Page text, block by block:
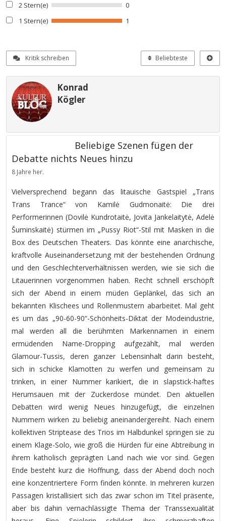
2 Stern(e)
0
1 Stern(e)
1
Kritik schreiben Beliebteste
Konrad
Kögler
Beliebige Szenen fügen der
Debatte nichts Neues hinzu
8 Jahre her.
Vielversprechend begann das litauische Gastspiel „Trans
Trans Trance“ von Kamilė Gudmonaitė: Die drei
Performerinnen (Dovilė Kundrotaitė, Jovita Jankelaitytė, Adelė
Šuminskaitė) stürmen im „Pussy Riot“-Stil mit Masken in die
Box des Deutschen Theaters. Das könnte eine anarchische,
kraftvolle Auseinandersetzung mit der bestehenden Ordnung
und den Geschlechterverhältnissen werden, wie sie sich die
Litauerinnen vorgenommen haben. Recht schnell erschöpft
sich der Abend in einem müden Geplänkel, das sich an
bekannten Klischees und Rollenmustern abarbeitet. Mal geht
es um das „90-60-90“-Schönheits-Diktat der Modeindustrie,
mal werden all die berühmten Markennamen in einem
ermüdenden Name-Dropping aufgezählt, mal werden
Glamour-Tussis, deren ganzer Lebensinhalt darin besteht,
sich in schicke Klamotten zu werfen und gemeinsam zu
trinken, in einer Nummer karikiert, die in slapstick-haftes
Herumsauen mit der Zuckerdose mündet. Den aktuellen
Debatten wird wenig Neues hinzugefügt, die einzelnen
Nummern wirken zu beliebig aneinandergereiht. Nach einem
kollektiven Striptease des Trios im Halbdunkel springen sie zu
einem Klage-Solo, wie groß die Hürden für eine Abtreibung in
ihrem katholisch geprägten Land nach wie vor sind. Gegen
Ende besteht kurz die Hoffnung, dass der Abend doch noch
eine konzentriertere Form finden könnte. In mehreren kurzen
Passagen kristallisiert sich das zwar schon im Titel präsente,
aber bis dahin vernachlässigte Thema der Transsexualität